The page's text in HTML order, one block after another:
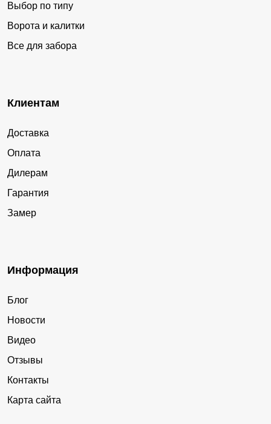
Выбор по типу
Ворота и калитки
Все для забора
Клиентам
Доставка
Оплата
Дилерам
Гарантия
Замер
Информация
Блог
Новости
Видео
Отзывы
Контакты
Карта сайта